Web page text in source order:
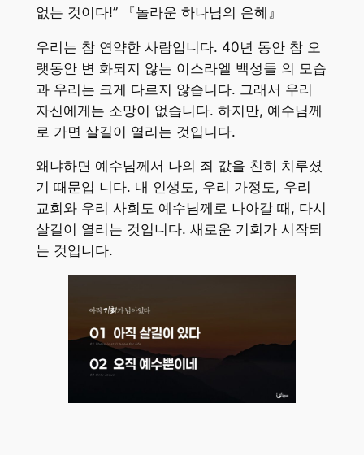
없는 것이다!” 『놀라운 하나님의 은혜』
우리는 참 연약한 사람입니다. 40년 동안 참 오
랫동안 변 화되지 않는 이스라엘 백성들 의 모습
과 우리는 크게 다르지 않습니다. 그래서 우리
자신에게는 소망이 없습니다. 하지만, 예수님께
로 가면 살길이 열리는 것입니다.
왜냐하면 예수님께서 나의 죄 값을 친히 치루셨
기 때문입 니다. 내 인생도, 우리 가정도, 우리
교회와 우리 사회도 예수님께로 나아갈 때, 다시
살길이 열리는 것입니다. 새로운 기회가 시작되
는 것입니다.